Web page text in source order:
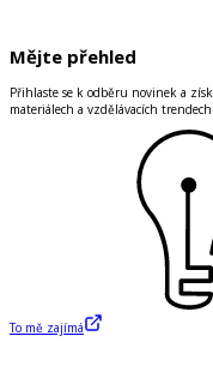
Mějte přehled
Přihlaste se k odběru novinek a
materiálech a vzdělávacích trendech.
To mě zajímá